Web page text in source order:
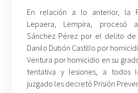
En relación a lo anterior, la
Lepaera, Lempira, procesó
Sánchez Pérez por el delito de
Danilo Dubón Castillo por
Ventura por homicidio en su
tentativa y lesiones, a todos
juzgado les decretó Prisión